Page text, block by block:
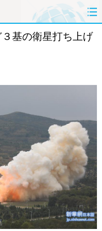
経済
基の衛星打ち上げ